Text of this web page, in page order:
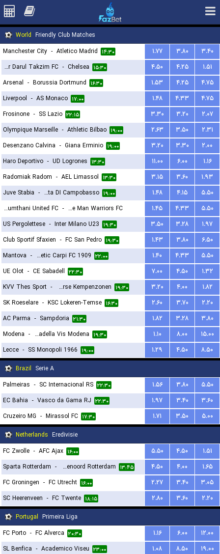
World Friendly Club Matches
Manchester City - Atletico Madrid ۱۴:۳۰ ۱.۷۷ ۳.۸۰
۳.۴۰
Johor Darul Takzim FC
- Chelsea ۱۵:۳۰ ۴.۵۰ ۴.۲۵
۱.۵۱
Arsenal - Borussia Dortmund ۱۶:۳۰ ۱.۵۳ ۴.۲۵
۴.۷۵
Liverpool - AS Monaco ۱۷:۰۰ ۱.۴۸ ۴.۳۳
۴.۷۵
Frosinone - SS Lazio ۲۲:۱۵ ۳.۳۰ ۳.۲۰
۲.۰۷
Olympique Marseille - Athletic Bilbao ۱۹:۰۰ ۲.۶۳ ۳.۵۰
۲.۳۱
Desenzano Calvina - Giana Erminio ۱۹:۰۰ ۳.۲۰ ۳.۳۰
۲.۰۰
Haro Deportivo - UD Logrones ۱۳:۳۰ ۱۱.۰۰ ۶.۰۰
۱.۱۶
Radomiak Radom - AEL Limassol ۱۳:۳۰ ۳.۱۵ ۳.۶۰
۱.۹۳
Juve Stabia - Citta DI Campobasso ۱۹:۰۰ ۱.۴۸ ۴.۱۵
۵.۵۰
Bangkok Glass Pathumthani United FC
- Lee Man Warriors FC
۱۴:۳۰
۱.۴۵ ۴.۳۳
۵.۵۰
US Pergolettese - Inter Milano U23 ۱۹:۳۰ ۳.۵۰ ۳.۲۸
۱.۹۷
Club Sportif Sfaxien - FC San Pedro ۱۹:۳۰ ۱.۴۳ ۳.۸۰
۶.۵۰
Mantova - Athletic Carpi FC 1909 ۲۲:۰۰ ۱.۴۰ ۴.۳۳
۵.۵۰
UE Olot - CE Sabadell ۲۲:۳۰ ۷.۰۰ ۴.۵۰
۱.۳۲
KVV Thes Sport - Lierse Kempenzonen ۱۹:۳۰ ۳.۲۰ ۴.۰۰
۱.۸۲
SK Roeselare - KSC Lokeren-Temse ۱۶:۳۰ ۲.۶۰ ۳.۷۰
۲.۲۰
AC Parma - Sampdoria ۲۱:۳۰ ۱.۸۲ ۳.۲۸
۳.۸۰
Modena - Cittadella Vis Modena ۱۹:۳۰ ۱.۱۰ ۸.۰۰
۱۵.۰۰
Lecce - SS Monopoli 1966 ۱۹:۰۰ ۱.۲۹ ۴.۵۰
۸.۵۰
Brazil Serie A
Palmeiras - SC Internacional RS ۲۲:۳۰ ۱.۵۶ ۳.۸۰
۵.۵۰
EC Bahia - Vasco da Gama RJ ۲۲:۳۰ ۱.۹۷ ۳.۴۰
۳.۶۰
Cruzeiro MG - Mirassol FC ۱۷:۳۰ ۱.۷۱ ۳.۵۰
۵.۰۰
Netherlands Eredivisie
FC Zwolle - AFC Ajax ۱۶:۰۰ ۵.۵۰ ۴.۵۰
۱.۵۱
Sparta Rotterdam - Feyenoord Rotterdam ۱۳:۴۵ ۴.۵۰ ۴.۰۰
۱.۶۵
FC Groningen - FC Utrecht ۱۶:۰۰ ۲.۲۷ ۳.۴۰
۳.۰۵
SC Heerenveen - FC Twente ۱۸:۱۵ ۲.۸۰ ۳.۶۰
۲.۲۰
Portugal Primeira Liga
FC Porto - FC Alverca ۲۰:۳۰ ۱.۱۶ ۶.۰۰
۱۲.۰۰
SL Benfica - Academico Viseu ۲۳:۰۰ ۱.۰۸ ۸.۵۰
۱۹.۰۰